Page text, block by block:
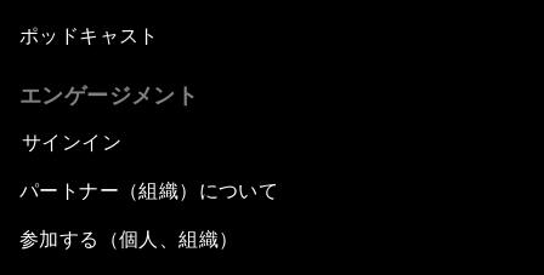
ポッドキャスト
エンゲージメント
サインイン
パートナー（組織）について
参加する（個人、組織）